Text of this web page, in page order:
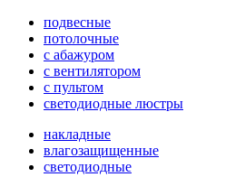
подвесные
потолочные
с абажуром
с вентилятором
с пультом
светодиодные люстры
накладные
влагозащищенные
светодиодные